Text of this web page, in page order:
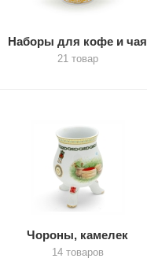
Наборы для кофе и чая
21 товар
Чороны, камелек
14 товаров